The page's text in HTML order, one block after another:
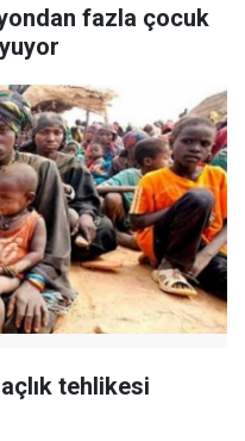
fazla çocuk
tehlikesi